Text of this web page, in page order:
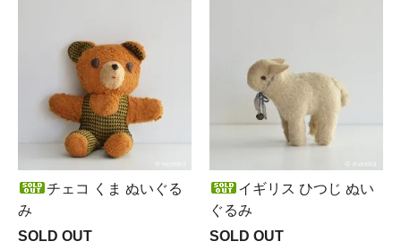
チェコ くま ぬいぐる
み
SOLD OUT
イギリス ひつじ ぬい
ぐるみ
SOLD OUT